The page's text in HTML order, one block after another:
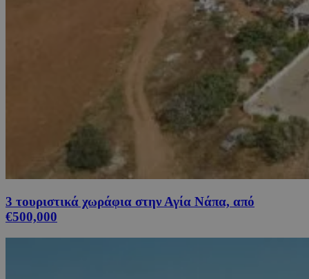
3 τουριστικά χωράφια στην Αγία Νάπα, από
€500,000